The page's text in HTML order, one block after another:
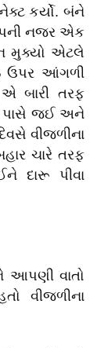
કર્યો. બંને
નજર એક
મુક્યો એટલે
ઉપર આંગળી
બારી તરફ
પાસે જઈ અને
વીજળીના
ચારે તરફ
દારૂ પીવા
આપણી વાતો
વીજળીના